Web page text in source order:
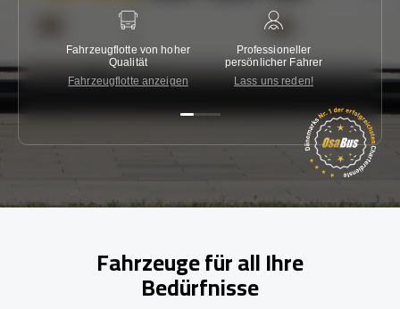
Fahrzeugflotte von hoher
Qualität
Fahrzeugflotte anzeigen
Professioneller
persönlicher Fahrer
Lass uns reden!
Fahrzeuge für all Ihre
Bedürfnisse